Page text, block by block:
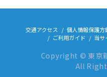
交通アクセス 個人情報保護方
ご利用ガイド
当サ
Copyright © 東京
All